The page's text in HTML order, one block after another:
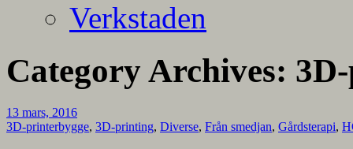
Verkstaden
Category Archives:
13 mars, 2016
3D-printerbygge, 3D-printing, Diverse, Från smedjan, Gårdsterapi,